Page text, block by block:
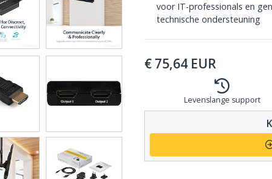
voor IT-professionals en
technische ondersteuning
€ 75,64 EUR
Levenslange support